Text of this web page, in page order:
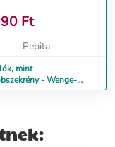
Ft
Pepita
mint
- Wenge-